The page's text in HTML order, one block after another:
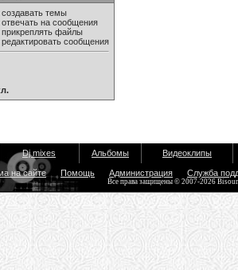
создавать темы
отвечать на сообщения
прикреплять файлы
редактировать сообщения
Dj mixes Альбомы Видеоклипы
на сайте Помощь Администрация Служба
Все права защищены © 2007-2026